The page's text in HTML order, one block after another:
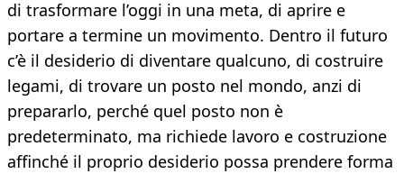
di trasformare l’oggi in una meta, di aprire e
portare a termine un movimento. Dentro il futuro
c’è il desiderio di diventare qualcuno, di costruire
legami, di trovare un posto nel mondo, anzi di
prepararlo, perché quel posto non è
predeterminato, ma richiede lavoro e costruzione
affinché il proprio desiderio possa prendere forma